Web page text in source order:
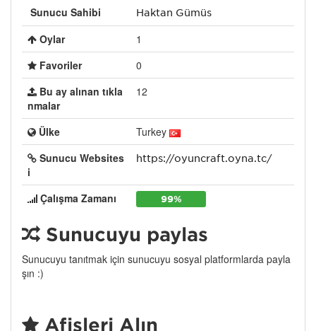
Sunucu Sahibi Haktan Gümüş
Oylar
1
Favoriler
0
Bu ay alınan tıkla
nmalar
12
Ülke
Turkey
Sunucu Websites
i
https://oyuncraft.oyna.tc/
Çalışma Zamanı 99%
Sunucuyu paylaş
Sunucuyu tanıtmak için sunucuyu sosyal platformlarda payla
şın :)
Afişleri Alın